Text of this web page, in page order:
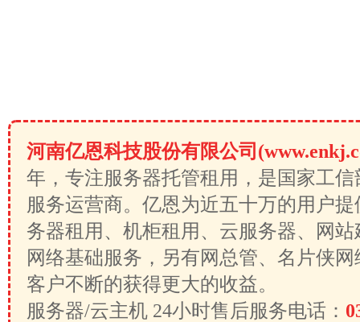
河南亿恩科技股份有限公司
年，专注服务器托管租用，是国家工
服务运营商。亿恩为近五十万的用户
务器租用、机柜租用、云服务器、网
网络基础服务，另有网总管、名片侠
客户不断的获得更大的收益。
服务器/云主机 24小时售后服务电话：